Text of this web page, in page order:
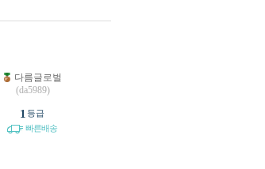
다름글로벌
(da5989)
1 등급
빠른배송